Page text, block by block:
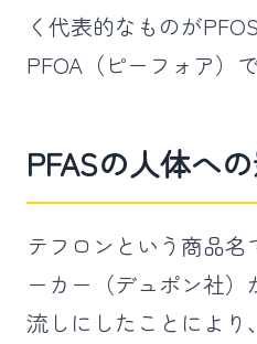
く代表的なものが
PFOA（ピーフォア）で
PFASの人体へ
テフロンという商品
ーカー（デュポン社）
流しにしたことによ